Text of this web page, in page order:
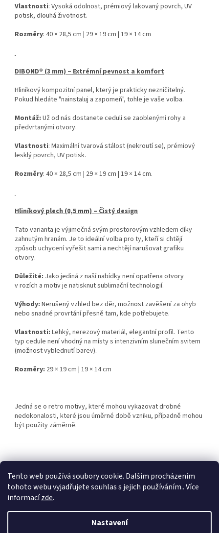
Tento web používá soubory cookie. Dalším procházením
tohoto webu vyjadřujete souhlas s jejich používáním.. Více
informacízde.
Nastavení
Vlastnosti: Vysoká odolnost, prémiový lakovaný povrch, UV
potisk, dlouhá životnost.
Rozměry: 40 × 28,5 cm | 29 × 19 cm | 19 × 14 cm
DIBOND® (3 mm) – Extrémní pevnost a komfort
Hliníkový kompozitní panel, který je prakticky nezničitelný.
Pokud hledáte "nainstaluj a zapomeň", tohle je vaše volba.
Montáž: Už od nás dostanete ceduli se zaoblenými rohy a
předvrtanými otvory.
Vlastnosti: Maximální tvarová stálost (nekroutí se), prémiový
lesklý povrch, UV potisk.
Rozměry: 40 × 28,5 cm | 29 × 19 cm | 19 × 14 cm.
Hliníkový plech (0,5 mm) – Čistý design
Tato varianta je výjimečná svým prostorovým vzhledem díky
zahnutým hranám. Je to ideální volba pro ty, kteří si chtějí
způsob uchycení vyřešit sami a nechtějí narušovat grafiku
otvory.
Důležité: Jako jediná z naší nabídky není opatřena otvory
v rozích a motiv je natisknut sublimační technologií.
Výhody: Nerušený vzhled bez děr, možnost zavěšení za ohyb
nebo snadné provrtání přesně tam, kde potřebujete.
Vlastnosti: Lehký, nerezový materiál, elegantní profil. Tento
typ cedule není vhodný na místy s intenzivním slunečním svitem
(možnost vyblednutí barev).
Rozměry: 29 × 19 cm | 19 × 14 cm
Jedná se o retro motivy, které mohou vykazovat drobné
nedokonalosti, které jsou úměrné době vzniku, případně mohou
být použity záměrně.
Z
Retro-Darky.cz Krowki.cz
Vytvořil Shoptet